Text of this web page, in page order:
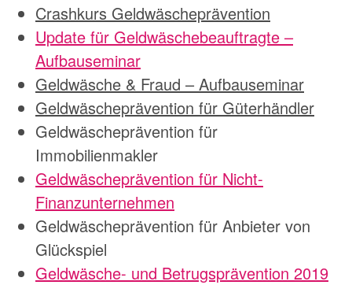
Crashkurs Geldwäscheprävention
Update für Geldwäschebeauftragte –
Aufbauseminar
Geldwäsche & Fraud – Aufbauseminar
Geldwäscheprävention für Güterhändler
Geldwäscheprävention für
Immobilienmakler
Geldwäscheprävention für Nicht-
Finanzunternehmen
Geldwäscheprävention für Anbieter von
Glückspiel
Geldwäsche- und Betrugsprävention 2019